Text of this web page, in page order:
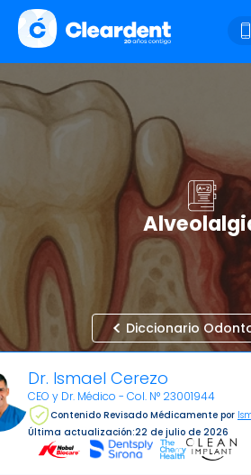
Diccionario
Dr. Ismael Cerezo
CEO y Dr. Médico - Col. N° 23001944
Contenido Revisado Médicamente por
Última actualización:22 de julio de 2026